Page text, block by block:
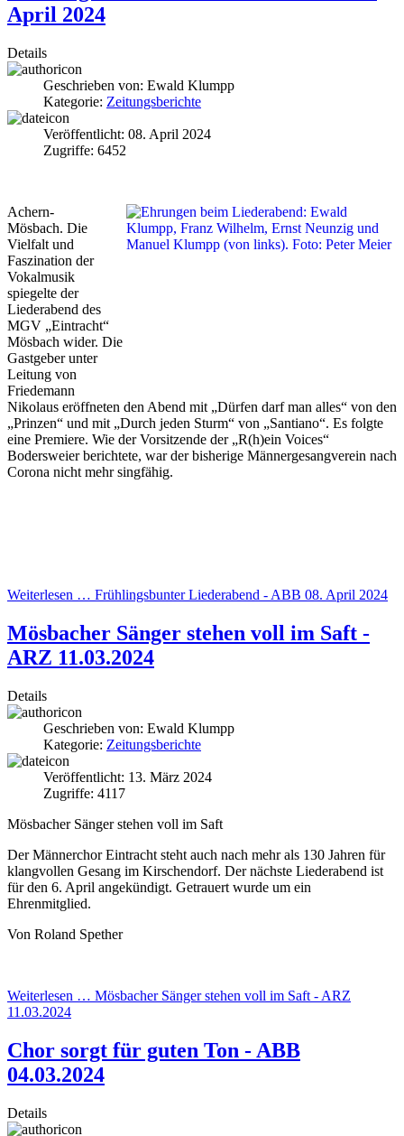
April 2024
Details
Geschrieben von: Ewald Klumpp
Kategorie: Zeitungsberichte
Veröffentlicht: 08. April 2024
Zugriffe: 6452
Achern-
Mösbach. Die
Vielfalt und
Faszination der
Vokalmusik
spiegelte der
Liederabend des
MGV „Eintracht“
Mösbach wider. Die
Gastgeber unter
Leitung von
Friedemann
Nikolaus eröffneten den Abend mit „Dürfen darf man alles“ von den
„Prinzen“ und mit „Durch jeden Sturm“ von „Santiano“. Es folgte
eine Premiere. Wie der Vorsitzende der „R(h)ein Voices“
Bodersweier berichtete, war der bisherige Männergesangverein nach
Corona nicht mehr singfähig.
Weiterlesen … Frühlingsbunter Liederabend - ABB 08. April 2024
Mösbacher Sänger stehen voll im Saft -
ARZ 11.03.2024
Details
Geschrieben von: Ewald Klumpp
Kategorie: Zeitungsberichte
Veröffentlicht: 13. März 2024
Zugriffe: 4117
Mösbacher Sänger stehen voll im Saft
Der Männerchor Eintracht steht auch nach mehr als 130 Jahren für
klangvollen Gesang im Kirschendorf. Der nächste Liederabend ist
für den 6. April angekündigt. Getrauert wurde um ein
Ehrenmitglied.
Von Roland Spether
Weiterlesen … Mösbacher Sänger stehen voll im Saft - ARZ
11.03.2024
Chor sorgt für guten Ton - ABB
04.03.2024
Details